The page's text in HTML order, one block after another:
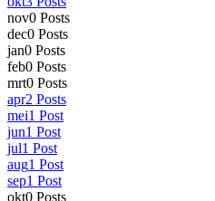
nov0 Posts
dec0 Posts
jan0 Posts
feb0 Posts
mrt0 Posts
apr2 Posts
mei1 Post
jun1 Post
jul1 Post
aug1 Post
sep1 Post
okt0 Posts